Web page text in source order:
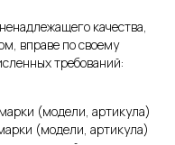
качества,
вправе по своему
требований:
(модели, артикула)
(модели, артикула)